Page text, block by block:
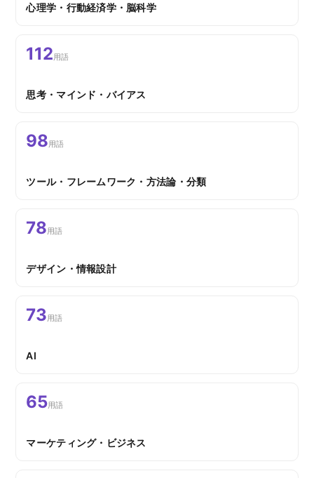
心理学・行動経済学・脳科学
112用語
思考・マインド・バイアス
98用語
ツール・フレームワーク・方法論・分類
78用語
デザイン・情報設計
73用語
AI
65用語
マーケティング・ビジネス